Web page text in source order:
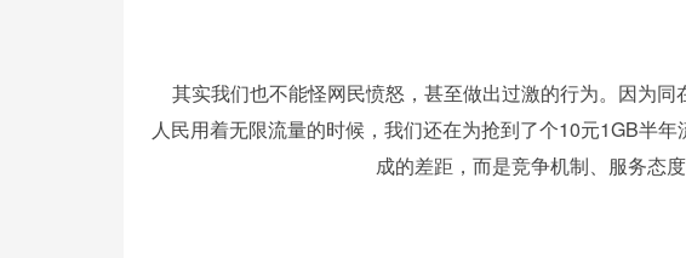
其实我们也不能怪网民愤怒，甚至做出过激的行为。因为
人民用着无限流量的时候，我们还在为抢到了个10元1GB半
成的差距，而是竞争机制、服务态